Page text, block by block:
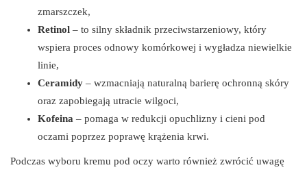
zmarszczek,
Retinol – to silny składnik przeciwstarzeniowy, który
wspiera proces odnowy komórkowej i wygładza niewielkie
linie,
Ceramidy – wzmacniają naturalną barierę ochronną skóry
oraz zapobiegają utracie wilgoci,
Kofeina – pomaga w redukcji opuchlizny i cieni pod
oczami poprzez poprawę krążenia krwi.
Podczas wyboru kremu pod oczy warto również zwrócić uwagę